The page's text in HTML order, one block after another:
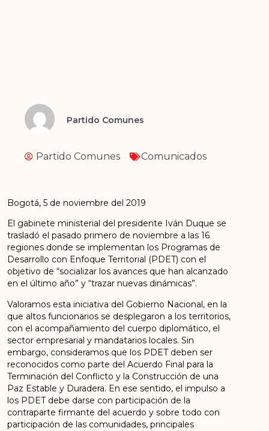
Partido Comunes
Partido Comunes Comunicados
Bogotá, 5 de noviembre del 2019
El gabinete ministerial del presidente Iván Duque se
trasladó el pasado primero de noviembre a las 16
regiones donde se implementan los Programas de
Desarrollo con Enfoque Territorial (PDET) con el
objetivo de “socializar los avances que han alcanzado
en el último año” y “trazar nuevas dinámicas”.
Valoramos esta iniciativa del Gobierno Nacional, en la
que altos funcionarios se desplegaron a los territorios,
con el acompañamiento del cuerpo diplomático, el
sector empresarial y mandatarios locales. Sin
embargo, consideramos que los PDET deben ser
reconocidos como parte del Acuerdo Final para la
Terminación del Conflicto y la Construcción de una
Paz Estable y Duradera. En ese sentido, el impulso a
los PDET debe darse con participación de la
contraparte firmante del acuerdo y sobre todo con
participación de las comunidades, principales